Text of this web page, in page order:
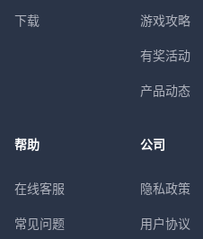
下载 游戏攻略
有奖活动
产品动态
帮助
在线客服
常见问题
公司
隐私政策
用户协议